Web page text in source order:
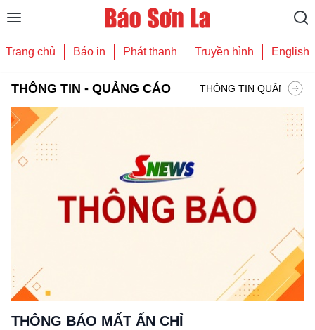
Trang chủ Báo in Phát thanh Truyền hình English
THÔNG TIN - QUẢNG CÁO
THÔNG TIN QUẢNG CÁO THÔNG TIN QUẢNG
THÔNG BÁO MẤT ẤN CHỈ